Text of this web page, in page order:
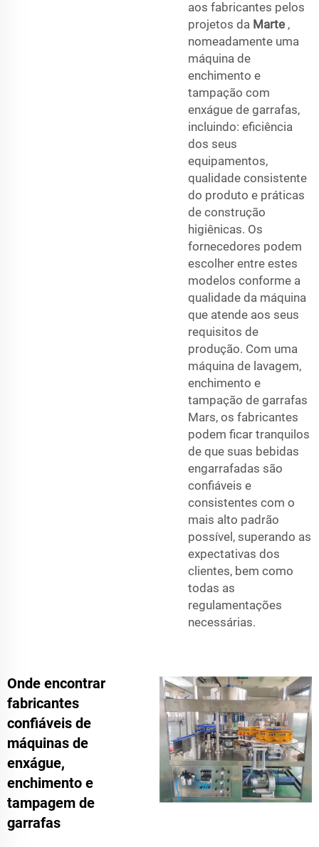
aos fabricantes pelos
projetos da Marte ,
nomeadamente uma
máquina de
enchimento e
tampação com
enxágue de garrafas,
incluindo: eficiência
dos seus
equipamentos,
qualidade consistente
do produto e práticas
de construção
higiênicas. Os
fornecedores podem
escolher entre estes
modelos conforme a
qualidade da máquina
que atende aos seus
requisitos de
produção. Com uma
máquina de lavagem,
enchimento e
tampação de garrafas
Mars, os fabricantes
podem ficar tranquilos
de que suas bebidas
engarrafadas são
confiáveis e
consistentes com o
mais alto padrão
possível, superando as
expectativas dos
clientes, bem como
todas as
regulamentações
necessárias.
Onde encontrar
fabricantes
confiáveis de
máquinas de
enxágue,
enchimento e
tampagem de
garrafas